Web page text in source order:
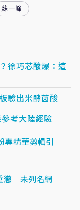
蘇一峰
徐巧芯酸爆：這
驗出米酵菌酸
考大陸經驗
精華剪輯引
懲 未列名網